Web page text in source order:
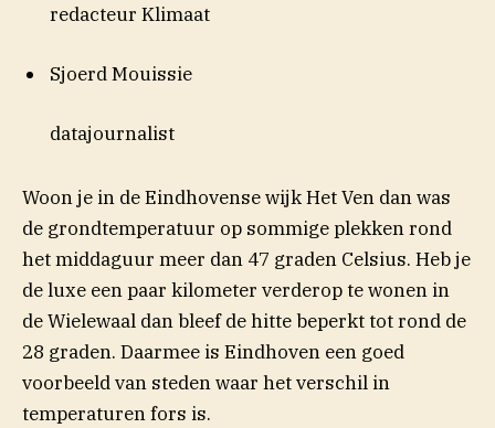
redacteur Klimaat
Sjoerd Mouissie
datajournalist
Woon je in de Eindhovense wijk Het Ven dan was
de grondtemperatuur op sommige plekken rond
het middaguur meer dan 47 graden Celsius. Heb je
de luxe een paar kilometer verderop te wonen in
de Wielewaal dan bleef de hitte beperkt tot rond de
28 graden. Daarmee is Eindhoven een goed
voorbeeld van steden waar het verschil in
temperaturen fors is.